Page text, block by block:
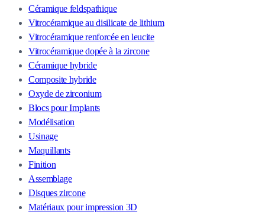
Céramique feldspathique
Vitrocéramique au disilicate de lithium
Vitrocéramique renforcée en leucite
Vitrocéramique dopée à la zircone
Céramique hybride
Composite hybride
Oxyde de zirconium
Blocs pour Implants
Modélisation
Usinage
Maquillants
Finition
Assemblage
Disques zircone
Matériaux pour impression 3D